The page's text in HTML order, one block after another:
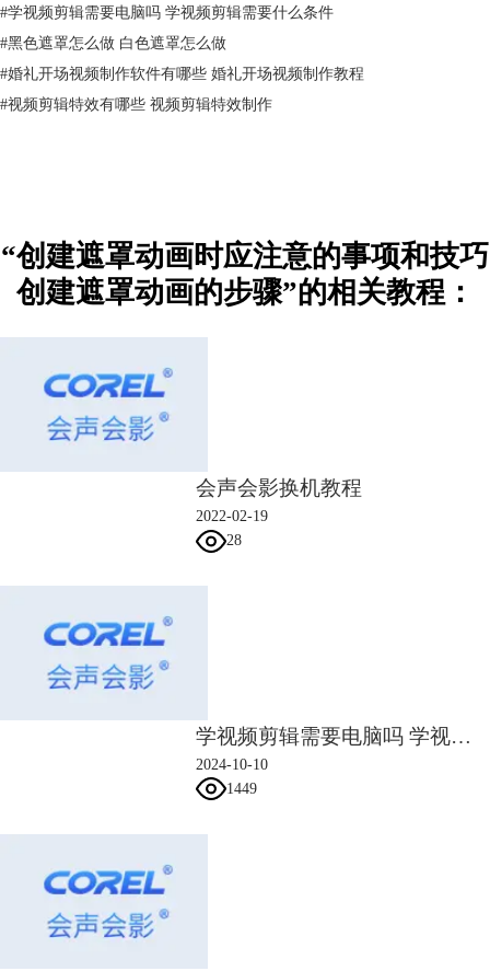
对遮罩层设置一些小动画，让视频看起来更具创意，比如说在遮罩层使用
形状补间动画、动作补间动画、引导线动画等，或者使用较为简单的关键
二、创建遮罩动画的步骤
以会声会影为例，遮罩动画创建步骤如下。
图2：导入视频素材
如果大家要删除视频中多余素材，可以将视频拖拽到视频轨上，将滑轨移
2、创建遮罩动画
（1）视频素材编辑完成后，点击“遮罩创建器”，打开遮罩编辑窗口。
#学视频剪辑需要电脑吗 学视频剪辑需要什么条件
#黑色遮罩怎么做 白色遮罩怎么做
#婚礼开场视频制作软件有哪些 婚礼开场视频制作教程
#​视频剪辑特效有哪些 视频剪辑特效制作
“创建遮罩动画时应注意的事项和技巧
创建遮罩动画的步骤”的相关教程：
会声会影换机教程
2022-02-19
28
学视频剪辑需要电脑吗 学视频剪辑需要什么条件
2024-10-10
1449